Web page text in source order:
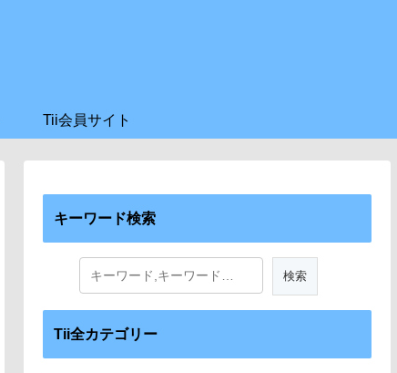
Tii会員サイト
キーワード検索
Tii全カテゴリー